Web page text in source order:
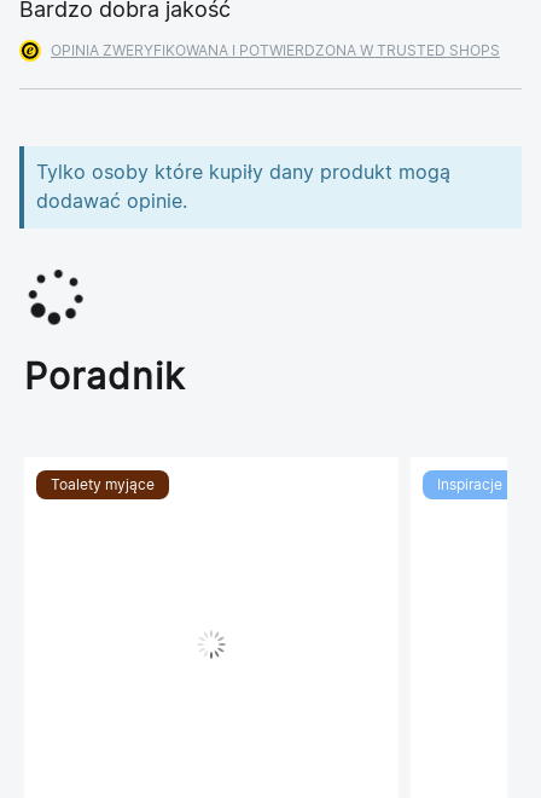
Bardzo dobra jakość
OPINIA ZWERYFIKOWANA I POTWIERDZONA W TRUSTED SHOPS
Tylko osoby które kupiły dany produkt mogą
dodawać opinie.
Poradnik
Toalety myjące Inspiracje